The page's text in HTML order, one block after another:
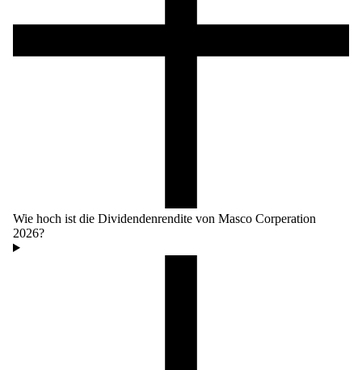
Wie hoch ist die Dividendenrendite von Masco Corperation
2026?